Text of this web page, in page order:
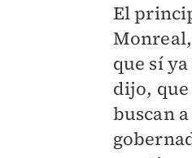
El
que sí
dijo,
buscan